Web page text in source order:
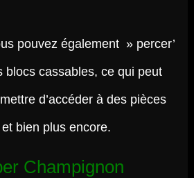
pouvez également » percer’
blocs cassables, ce qui peut
d’accéder à des pièces
bien plus encore.
Champignon